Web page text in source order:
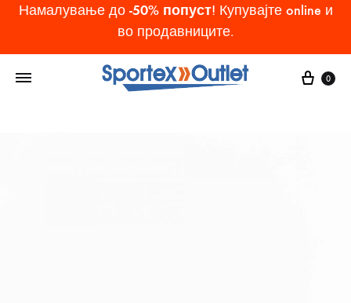
Намалување до -50% попуст! Купувајте online и
во продавниците.
Cart
0